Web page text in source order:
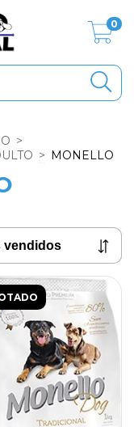
0
>
> MONELLO